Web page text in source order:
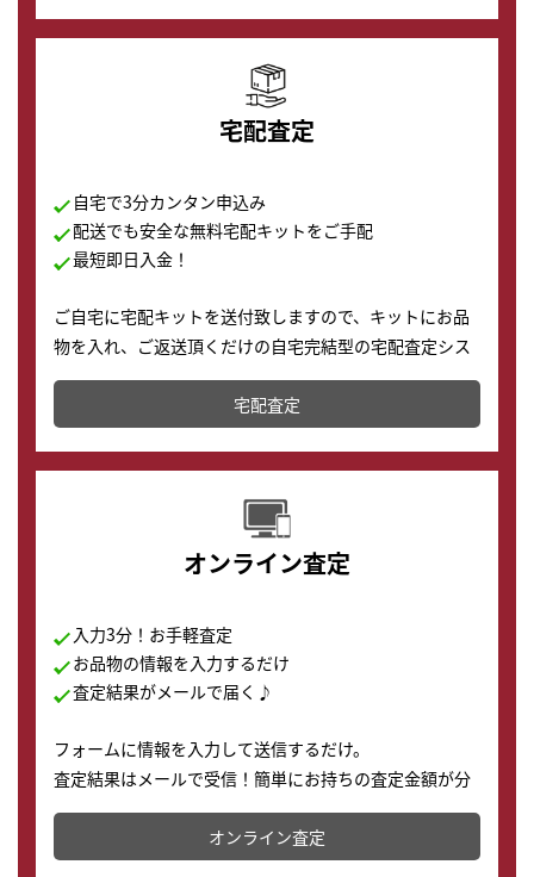
宅配査定
自宅で3分カンタン申込み
配送でも安全な無料宅配キットをご手配
最短即日入金！
ご自宅に宅配キットを送付致しますので、キットにお品
物を入れ、ご返送頂くだけの自宅完結型の宅配査定シス
テムです。
配送でも簡単&安全に査定・買取に出すことが可能で
す。
宅配査定
オンライン査定
入力3分！お手軽査定
お品物の情報を入力するだけ
査定結果がメールで届く♪
フォームに情報を入力して送信するだけ。
査定結果はメールで受信！簡単にお持ちの査定金額が分
かります。
オンライン査定